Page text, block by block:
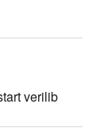
verilib